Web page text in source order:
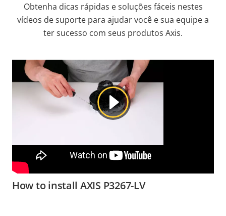
Obtenha dicas rápidas e soluções fáceis nestes
vídeos de suporte para ajudar você e sua equipe a
ter sucesso com seus produtos Axis.
How to install AXIS P3267-LV